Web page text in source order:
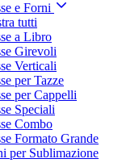
e Forni
tutti
a Libro
Girevoli
Verticali
per Tazze
per Cappelli
Speciali
Combo
Formato Grande
per Sublimazione